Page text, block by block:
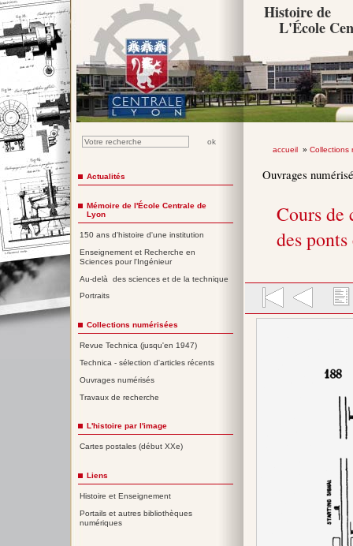
Histoire de
L'École
accueil» Collections
Ouvrages
Cours de
des
Actualités
Mémoire de l'École Centrale de
Lyon
150 ans d'histoire d'une institution
Enseignement et Recherche en
Sciences pour l'Ingénieur
Au-delà des sciences et de la technique
Portraits
Collections numérisées
Revue Technica (jusqu'en 1947)
Technica - sélection d'articles récents
Ouvrages numérisés
Travaux de recherche
L'histoire par l'image
Cartes postales (début XXe)
Liens
Histoire et Enseignement
Portails et autres bibliothèques
numériques